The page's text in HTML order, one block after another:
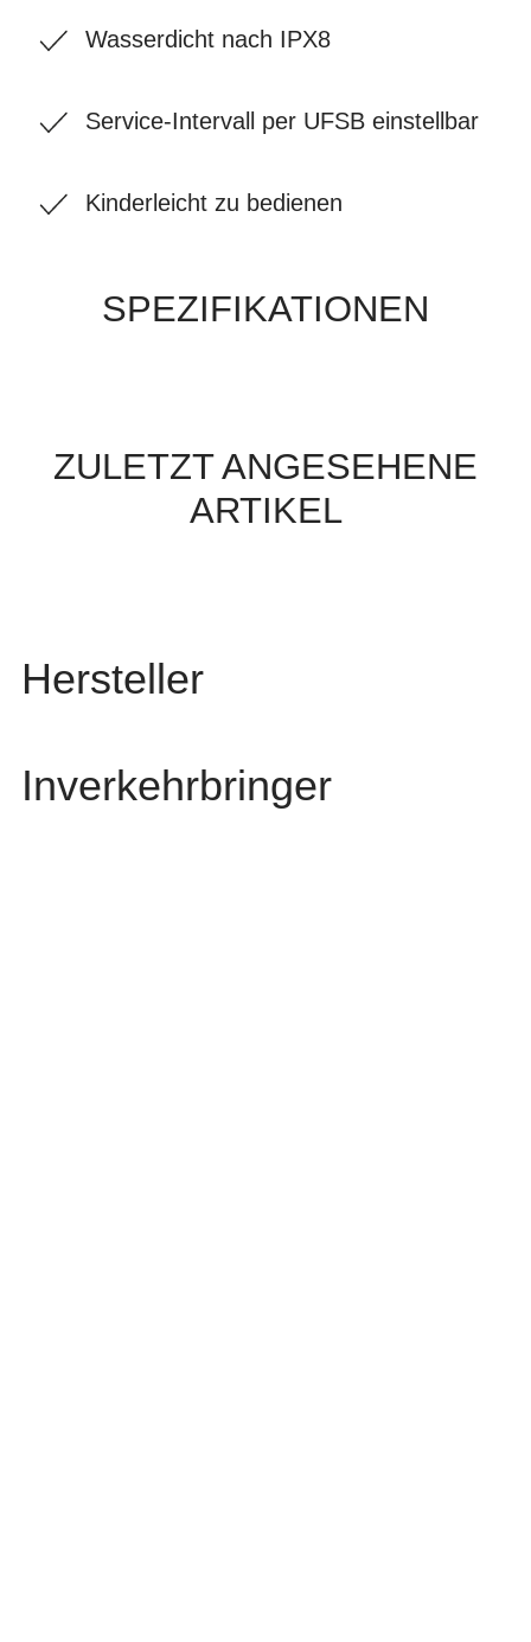
Wasserdicht nach IPX8
Service-Intervall per UFSB einstellbar
Kinderleicht zu bedienen
SPEZIFIKATIONEN
ZULETZT ANGESEHENE
ARTIKEL
Hersteller
Inverkehrbringer